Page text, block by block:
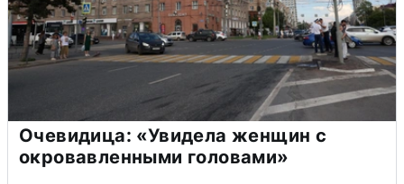
Очевидица: «Увидела женщин с
окровавленными головами»